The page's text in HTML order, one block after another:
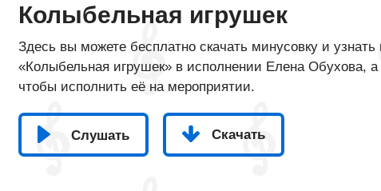
Колыбельная игрушек
Здесь вы можете бесплатно скачать минусовку и
«Колыбельная игрушек» в исполнении Елена Обухова, а
чтобы исполнить её на мероприятии.
Слушать Скачать